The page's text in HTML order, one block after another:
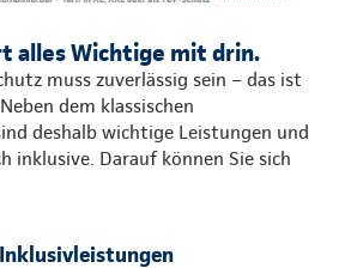
alles Wichtige mit drin.
muss zuverlässig sein – das ist
dem klassischen
deshalb wichtige Leistungen und
inklusive. Darauf können Sie sich